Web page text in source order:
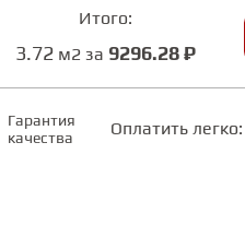
Итого:
3.72 м2 за 9296.28 ₽
Гарантия
качества
Оплатить легко: